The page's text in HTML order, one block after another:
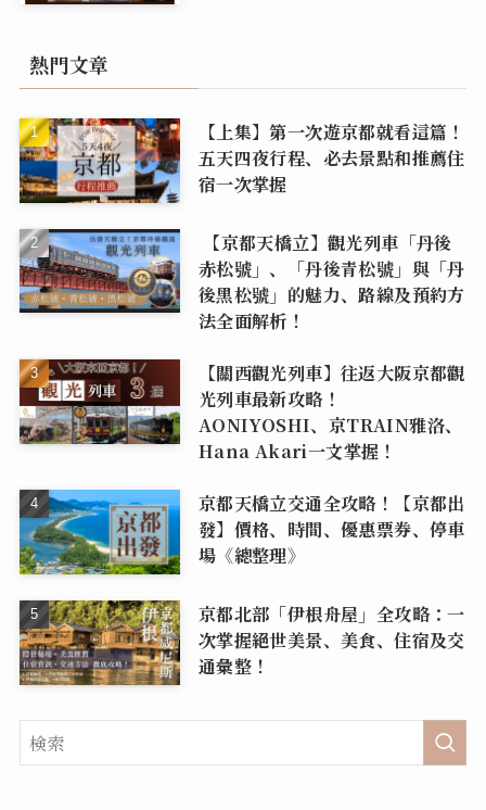
熱門文章
【上集】第一次遊京都就看這篇！
五天四夜行程、必去景點和推薦住
宿一次掌握
【京都天橋立】觀光列車「丹後
赤松號」、「丹後青松號」與「丹
後黑松號」的魅力、路線及預約方
法全面解析！
【關西觀光列車】往返大阪京都觀
光列車最新攻略！
AONIYOSHI、京TRAIN雅洛、
Hana Akari一文掌握！
京都天橋立交通全攻略！【京都出
發】價格、時間、優惠票券、停車
場《總整理》
京都北部「伊根舟屋」全攻略：一
次掌握絕世美景、美食、住宿及交
通彙整！